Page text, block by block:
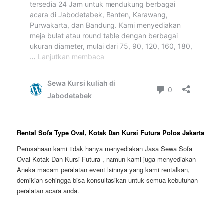
Rental Sofa Type Oval, Kotak Dan Kursi Futura Polos Jakarta
Perusahaan kami tidak hanya menyediakan Jasa Sewa Sofa
Oval Kotak Dan Kursi Futura , namun kami juga menyediakan
Aneka macam peralatan event lainnya yang kami rentalkan,
demikian sehingga bisa konsultasikan untuk semua kebutuhan
peralatan acara anda.